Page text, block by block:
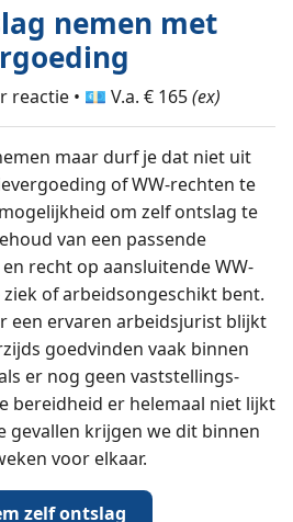
nemen met
• 💶 V.a. € 165(ex)
maar durf je dat niet uit
of WW-rechten te
om zelf ontslag te
van een passende
recht op aansluitende WW-
of arbeidsongeschikt bent.
een ervaren arbeidsjurist blijkt
goedvinden vaak binnen
er nog geen vaststellings­
bereidheid er helemaal niet lijkt
gevallen krijgen we dit binnen
voor elkaar.
zelf ontslag